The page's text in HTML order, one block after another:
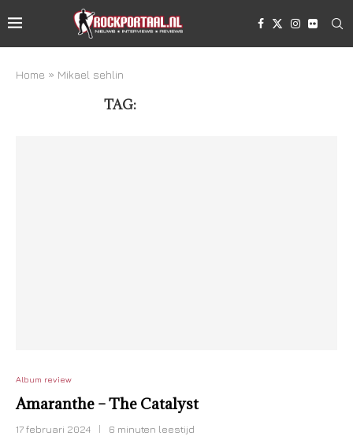
Home » Mikael sehlin
TAG:
Album review
Amaranthe – The Catalyst
17 februari 2024 6 minuten leestijd